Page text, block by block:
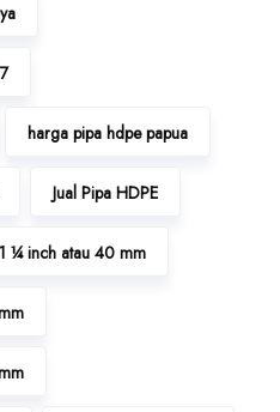
harga pipa hdpe papua
Jual Pipa HDPE
¼ inch atau 40 mm